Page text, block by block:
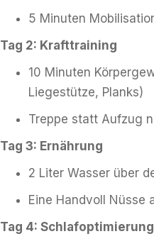
5 Minuten
Tag 2: Krafttraining
10 Minuten
Liegestütze, Planks)
Treppe statt Aufzug
Tag 3: Ernährung
2 Liter Wasser über
Eine Handvoll Nüsse
Tag 4: Schlafoptimierung